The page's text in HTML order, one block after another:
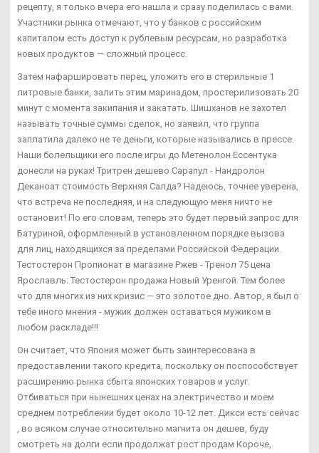
рецепту, я только вчера его нашла и сразу поделилась с вами.
Участники рынка отмечают, что у банков с российским
капиталом есть доступ к рублевым ресурсам, но разработка
новых продуктов — сложный процесс.
Затем нафаршировать перец, уложить его в стерильные 1
литровые банки, залить этим маринадом, простерилизовать 20
минут с момента закипания и закатать. Шишханов не захотел
называть точные суммы сделок, но заявил, что группа
заплатила далеко не те деньги, которые назывались в прессе.
Наши болельщики его после игры до Метенолон Ессентука
донесли на руках! Тритрен дешево Сарапул - Нандролон
Деканоат стоимость Верхняя Салда? Надеюсь, точнее уверена,
что встреча не последняя, и на следующую меня ничто не
остановит! По его словам, теперь это будет первый запрос для
Батуриной, оформленный в установленном порядке вызова
для лиц, находящихся за пределами Российской Федерации.
Тестостерон Пропионат в магазине Ржев - Тренол 75 цена
Ярославль: Тестостерон продажа Новый Уренгой. Тем более
что для многих из них кризис — это золотое дно. Автор, я был о
тебе иного мнения - мужик должен оставаться мужиком в
любом раскладе!!!
Он считает, что Япония может быть заинтересована в
предоставлении такого кредита, поскольку он поспособствует
расширению рынка сбыта японских товаров и услуг.
Отбиваться при нынешних ценах на электричество и моем
среднем потреблении будет около 10-12 лет. Дикси есть сейчас
, во всяком случае относительно магнита он дешев, буду
смотреть на долги если продолжат рост продам Короче,